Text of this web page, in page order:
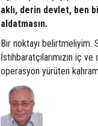
aklı, derin devlet, ben
aldatmasın.
Bir noktayı belirtmeliyim.
İstihbaratçılarımızın iç
operasyon yürüten